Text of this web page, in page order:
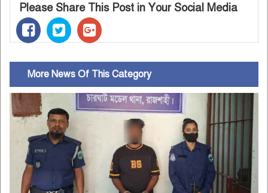
Please Share This Post in Your Social Media
More News Of This Category